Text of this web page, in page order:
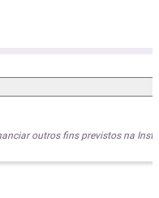
outros fins previstos na